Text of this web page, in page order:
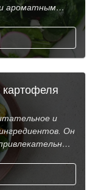
ароматным
картофеля
и
Он